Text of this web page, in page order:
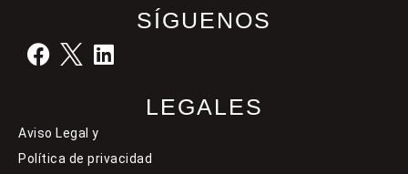
SÍGUENOS
LEGALES
Aviso Legal y
Política de privacidad